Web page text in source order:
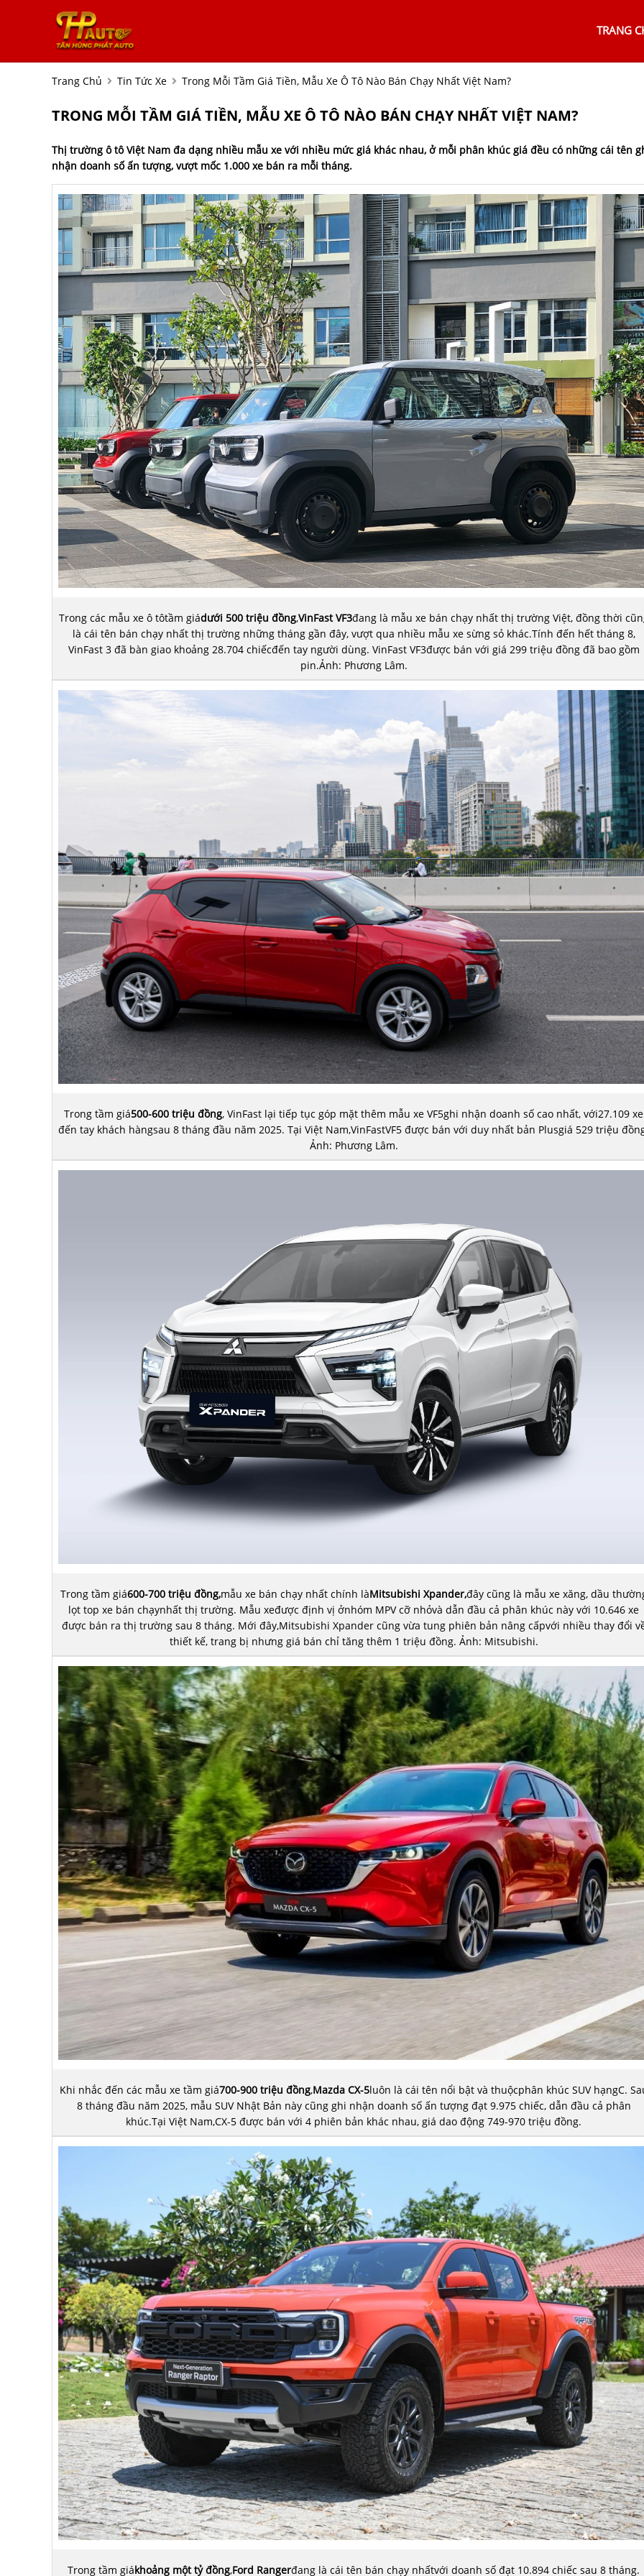
TRANG
Trang Chủ Tin Tức Xe Trong Mỗi Tầm Giá Tiền, Mẫu Xe Ô Tô Nào Bán Chạy Nhất Việt Nam?
TRONG MỖI TẦM GIÁ TIỀN, MẪU XE Ô TÔ NÀO BÁN CHẠY NHẤT VIỆT NAM?
Thị trường ô tô Việt Nam đa dạng nhiều mẫu xe với nhiều mức giá khác nhau, ở mỗi phân khúc giá đều có những cái tên
nhận doanh số ấn tượng, vượt mốc 1.000 xe bán ra mỗi tháng.
Trong các mẫu xe ô tôtầm giádưới 500 triệu đồng,VinFast VF3đang là mẫu xe bán chạy nhất thị trường Việt, đồng thời
là cái tên bán chạy nhất thị trường những tháng gần đây, vượt qua nhiều mẫu xe sừng sỏ khác.Tính đến hết tháng 8,
VinFast 3 đã bàn giao khoảng 28.704 chiếcđến tay người dùng. VinFast VF3được bán với giá 299 triệu đồng đã bao gồm
pin.Ảnh: Phương Lâm.
Trong tầm giá500-600 triệu đồng, VinFast lại tiếp tục góp mặt thêm mẫu xe VF5ghi nhận doanh số cao nhất, với27.109 xe
đến tay khách hàngsau 8 tháng đầu năm 2025. Tại Việt Nam,VinFastVF5 được bán với duy nhất bản Plusgiá 529 triệu
Ảnh: Phương Lâm.
Trong tầm giá600-700 triệu đồng,mẫu xe bán chạy nhất chính làMitsubishi Xpander,đây cũng là mẫu xe xăng, dầu
lọt top xe bán chạynhất thị trường. Mẫu xeđược định vị ởnhóm MPV cỡ nhỏvà dẫn đầu cả phân khúc này với 10.646 xe
được bán ra thị trường sau 8 tháng. Mới đây,Mitsubishi Xpander cũng vừa tung phiên bản nâng cấpvới nhiều thay đổi
thiết kế, trang bị nhưng giá bán chỉ tăng thêm 1 triệu đồng. Ảnh: Mitsubishi.
Khi nhắc đến các mẫu xe tầm giá700-900 triệu đồng,Mazda CX-5luôn là cái tên nổi bật và thuộcphân khúc SUV hạngC.
8 tháng đầu năm 2025, mẫu SUV Nhật Bản này cũng ghi nhận doanh số ấn tượng đạt 9.975 chiếc, dẫn đầu cả phân
khúc.Tại Việt Nam,CX-5 được bán với 4 phiên bản khác nhau, giá dao động 749-970 triệu đồng.
Trong tầm giákhoảng một tỷ đồng,Ford Rangerđang là cái tên bán chạy nhấtvới doanh số đạt 10.894 chiếc sau 8 tháng.